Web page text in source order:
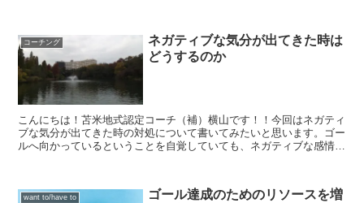
コーチング
ネガティブな気分が出てきた時は
どうするのか
こんにちは！苫米地式認定コーチ（補）横山です！！今回はネガティ
ブな気分が出てきた時の対処について書いてみたいと思います。ゴー
ルへ向かっているということを自覚していても、ネガティブな感情が
want to/have to
ゴール達成のためのリソースを増